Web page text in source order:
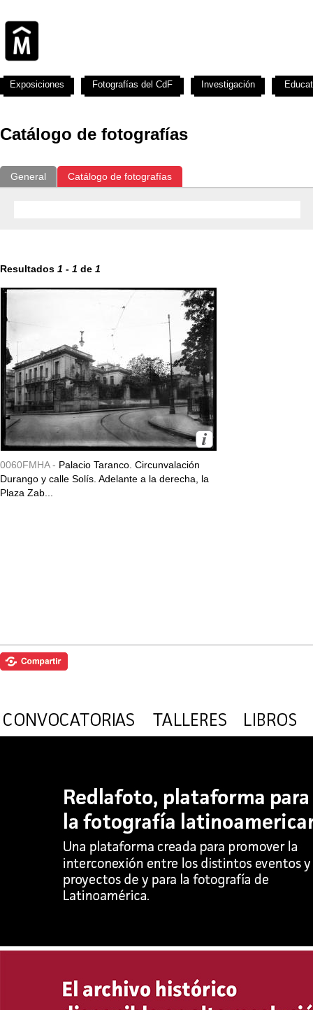
Catálogo de fotografías
General Catálogo de fotografías
Resultados 1 - 1 de 1
0060FMHA - Palacio Taranco. Circunvalación
Durango y calle Solís. Adelante a la derecha, la
Plaza Zab...
Exposiciones Fotografías del CdF Investigación